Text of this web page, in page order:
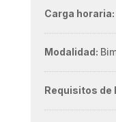
Carga horaria:
Modalidad:
Requisitos de